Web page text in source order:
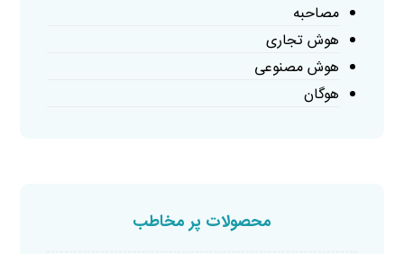
مصاحبه
هوش تجاری
هوش مصنوعی
هوگان
محصولات پر مخاطب